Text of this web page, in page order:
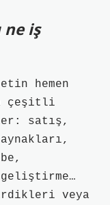
ne iş
hemen
çeşitli
satış,
veya